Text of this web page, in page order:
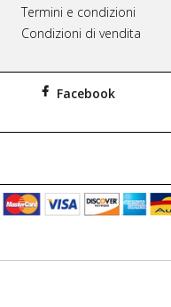
Termini e condizioni
Condizioni di vendita
Facebook